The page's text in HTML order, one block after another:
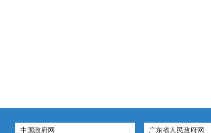
中国政府网 广东省人民政府网